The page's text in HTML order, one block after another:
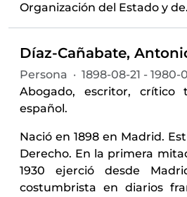
Organización del Estado y de
Persona · 1898-08-21 - 1980-
Abogado, escritor, crítico
español.
Nació en 1898 en Madrid.
Derecho. En la primera
1930 ejerció desde
costumbrista en diarios